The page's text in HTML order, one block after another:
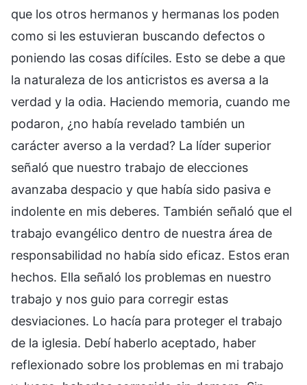
que los otros hermanos y hermanas los poden
como si les estuvieran buscando defectos o
poniendo las cosas difíciles. Esto se debe a que
la naturaleza de los anticristos es aversa a la
verdad y la odia. Haciendo memoria, cuando me
podaron, ¿no había revelado también un
carácter averso a la verdad? La líder superior
señaló que nuestro trabajo de elecciones
avanzaba despacio y que había sido pasiva e
indolente en mis deberes. También señaló que el
trabajo evangélico dentro de nuestra área de
responsabilidad no había sido eficaz. Estos eran
hechos. Ella señaló los problemas en nuestro
trabajo y nos guio para corregir estas
desviaciones. Lo hacía para proteger el trabajo
de la iglesia. Debí haberlo aceptado, haber
reflexionado sobre los problemas en mi trabajo